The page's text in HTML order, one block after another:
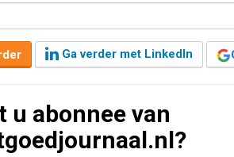
verkocht aan Urban
en appartementen verspreid
Ga verder met LinkedIn
u abonnee van